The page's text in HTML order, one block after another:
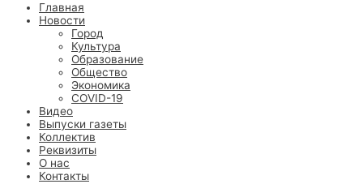
Главная
Новости
Город
Культура
Образование
Общество
Экономика
COVID-19
Видео
Выпуски газеты
Коллектив
Реквизиты
О нас
Контакты